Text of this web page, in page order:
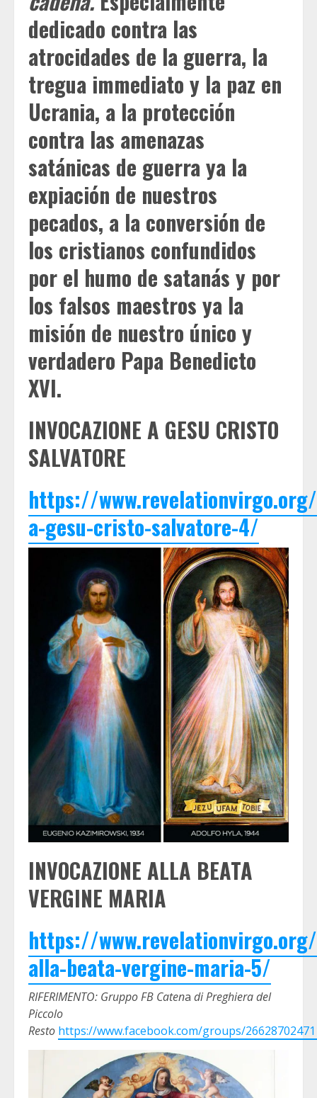
dedicado contra las
atrocidades de la guerra, la
tregua immediato y la paz en
Ucrania, a la protección
contra las amenazas
satánicas de guerra ya la
expiación de nuestros
pecados, a la conversión de
los cristianos confundidos
por el humo de satanás y por
los falsos maestros ya la
misión de nuestro único y
verdadero Papa Benedicto
XVI.
INVOCAZIONE A GESU CRISTO
SALVATORE
https://
a-gesu-cristo-salvatore-4/
INVOCAZIONE ALLA BEATA
VERGINE MARIA
https://
alla-beata-vergine-maria-5/
RIFERIMENTO: Gruppo FB Catena di Preghiera del
Piccolo
Resto https://www.facebook.com/groups/